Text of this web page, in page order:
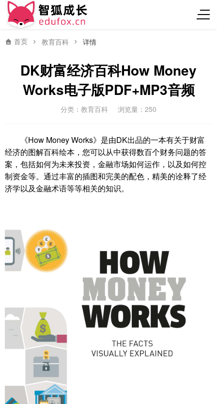
首页 教育百科 详情
DK财富经济百科How Money
Works电子版PDF+MP3音频
分类： 教育百科 浏览量：250
《How Money Works》是由DK出品的一本有关于财富
经济的图解百科绘本，您可以从中获得数百个财务问题的答
案，包括如何为未来投资，金融市场如何运作，以及如何控
制资金等。通过丰富的插图和完美的配色，精美的诠释了经
济学以及金融术语等等相关的知识。